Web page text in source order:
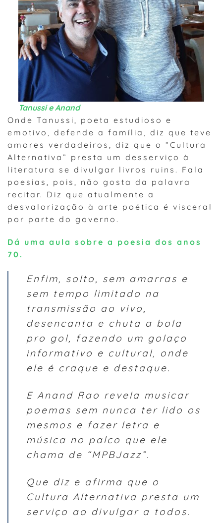
Tanussi e Anand
Onde Tanussi, poeta estudioso e
emotivo, defende a família, diz que teve
amores verdadeiros, diz que o “Cultura
Alternativa” presta um desserviço à
literatura se divulgar livros ruins. Fala
poesias, pois, não gosta da palavra
recitar. Diz que atualmente a
desvalorização à arte poética é visceral
por parte do governo.
Dá uma aula sobre a poesia dos anos
70.
Enfim, solto, sem amarras e
sem tempo limitado na
transmissão ao vivo,
desencanta e chuta a bola
pro gol, fazendo um golaço
informativo e cultural, onde
ele é craque e destaque.
E Anand Rao revela musicar
poemas sem nunca ter lido os
mesmos e fazer letra e
música no palco que ele
chama de “MPBJazz”.
Que diz e afirma que o
Cultura Alternativa presta um
serviço ao divulgar a todos.